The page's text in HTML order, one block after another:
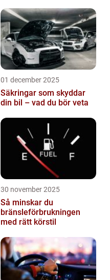
01 december 2025
Säkringar som skyddar
din bil – vad du bör veta
30 november 2025
Så minskar du
bränsleförbrukningen
med rätt körstil